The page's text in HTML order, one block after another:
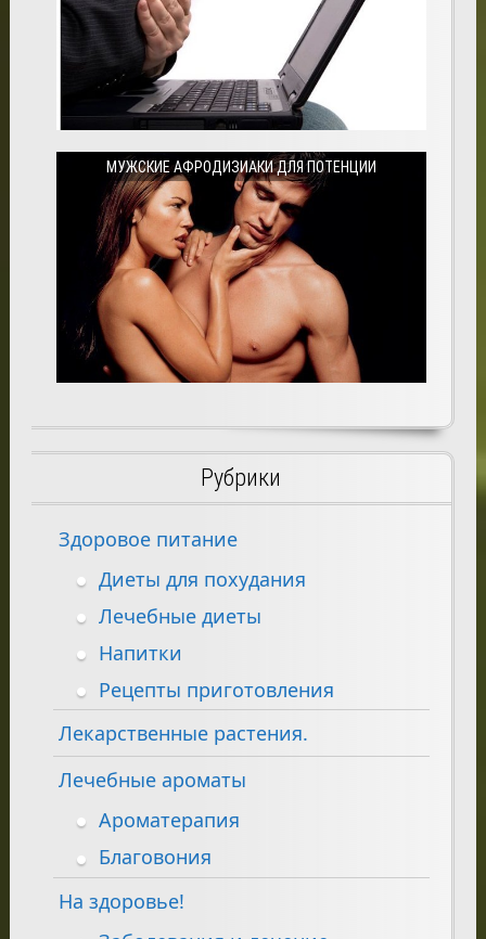
МУЖСКИЕ АФРОДИЗИАКИ ДЛЯ ПОТЕНЦИИ
Рубрики
Здоровое питание
Диеты для похудания
Лечебные диеты
Напитки
Рецепты приготовления
Лекарственные растения.
Лечебные ароматы
Ароматерапия
Благовония
На здоровье!